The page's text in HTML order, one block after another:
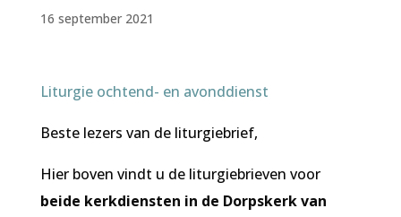
16 september 2021
Liturgie ochtend- en avonddienst
Beste lezers van de liturgiebrief,
Hier boven vindt u de liturgiebrieven voor
beide kerkdiensten in de Dorpskerk van